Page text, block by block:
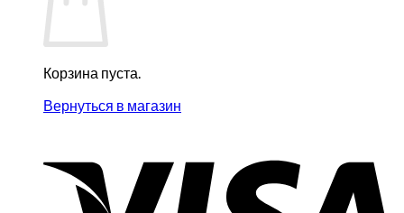
Корзина пуста.
Вернуться в магазин